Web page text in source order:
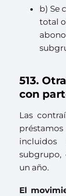
b) Se
total
513.
con
Las
subgrupo,
un año.
El